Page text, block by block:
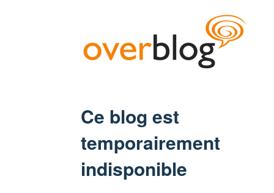
Ce blog est
temporairement
indisponible